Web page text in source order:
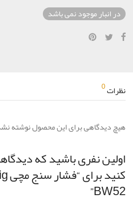
در انبار موجود نمی باشد
نظرات0
هیچ دیدگاهی برای این محصول نوشته
اولین نفری باشید که
BW52”